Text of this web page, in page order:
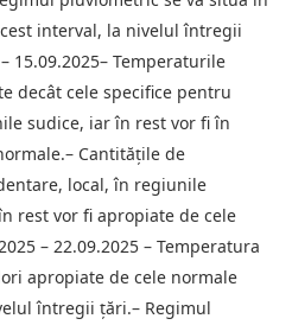
interval, la nivelul întregii
15.09.2025– Temperaturile
decât cele specifice pentru
sudice, iar în rest vor fi în
Cantităţile de
local, în regiunile
rest vor fi apropiate de cele
– 22.09.2025 – Temperatura
apropiate de cele normale
întregii ţări.– Regimul